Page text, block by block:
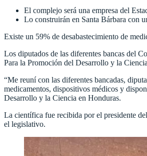
El complejo será una empresa del
Lo construirán en Santa Bárbara con
Existe un 59% de desabastecimiento de
Los diputados de las diferentes bancas del
Para la Promoción del Desarrollo y la
“Me reuní con las diferentes bancadas,
medicamentos, dispositivos médicos y
Desarrollo y la Ciencia en Honduras.
La científica fue recibida por el presidente
el legislativo.